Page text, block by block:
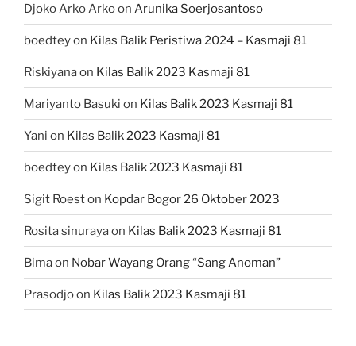
Djoko Arko Arkoon Arunika Soerjosantoso
boedteyon Kilas Balik Peristiwa 2024 – Kasmaji 81
Riskiyanaon Kilas Balik 2023 Kasmaji 81
Mariyanto Basuki on Kilas Balik 2023 Kasmaji 81
Yani on Kilas Balik 2023 Kasmaji 81
boedteyon Kilas Balik 2023 Kasmaji 81
Sigit Roeston Kopdar Bogor 26 Oktober 2023
Rosita sinurayaon Kilas Balik 2023 Kasmaji 81
Bimaon Nobar Wayang Orang “Sang Anoman”
Prasodjoon Kilas Balik 2023 Kasmaji 81